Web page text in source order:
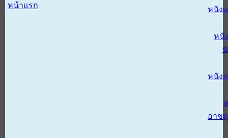
หน้าแรก หนัง
หนั
หนัง
อาช